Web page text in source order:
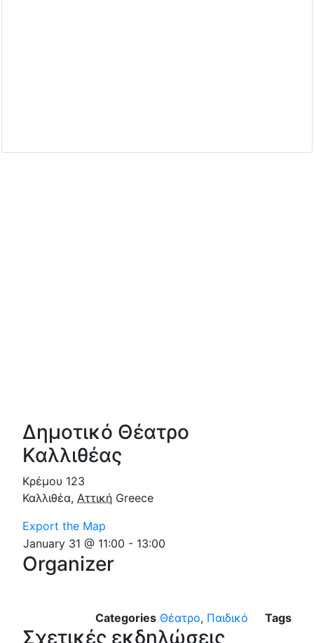
Δημοτικό Θέατρο
Καλλιθέας
Κρέμου 123
Καλλιθέα, Αττική Greece
Export the Map
January 31 @ 11:00 - 13:00
Organizer
Categories Θέατρο, Παιδικό Tags
Σχετικές εκδηλώσεις